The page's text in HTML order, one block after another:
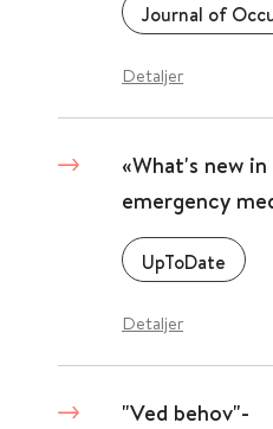
Detaljer
«What's new
emergency
UpToDate
Detaljer
"Ved behov"-